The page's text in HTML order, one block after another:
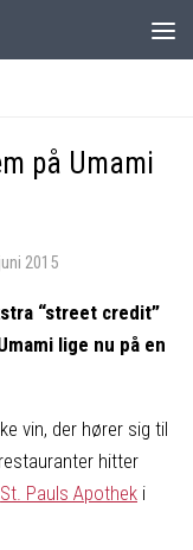
på Umami
2015
“street credit”
lige nu på en
vin, der hører sig til
hitter
St. Pauls Apothek i